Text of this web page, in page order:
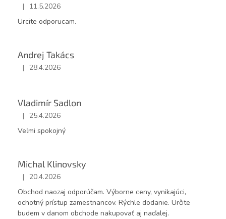
Hodnotenie obchodu je 5 z 5 hviezdičiek.
|
11.5.2026
Urcite odporucam.
Andrej Takács
Hodnotenie obchodu je 5 z 5 hviezdičiek.
| 28.4.2026
Vladimír Sadlon
Hodnotenie obchodu je 5 z 5 hviezdičiek.
|
25.4.2026
Veľmi spokojný
Michal Klinovsky
Hodnotenie obchodu je 5 z 5 hviezdičiek.
|
20.4.2026
Obchod naozaj odporúčam. Výborne ceny, vynikajúci,
ochotný prístup zamestnancov. Rýchle dodanie. Určite
budem v danom obchode nakupovať aj naďalej.